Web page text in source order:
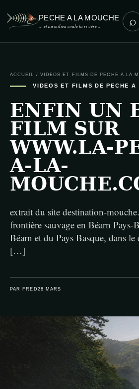
PECHE A LA MOUCHE
… et au milieu coule ta rivière … ⌕
ACCUEIL / VIDEOS ET FILMS DE PECHE A LA
VIDEOS ET FILMS DE PECHE A
ENFIN UN
FILM SUR
WWW.LA-
A-LA-
extrait du site destination-
frontière sauvage en Béarn Pays-
Béarn et du Pays Basque, dans le
[…]
PAR FRED 28 MARS